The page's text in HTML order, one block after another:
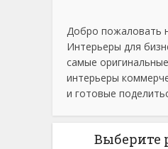
Добро пожаловать
Интерьеры для
самые
интерьеры
и готовые
Выберите